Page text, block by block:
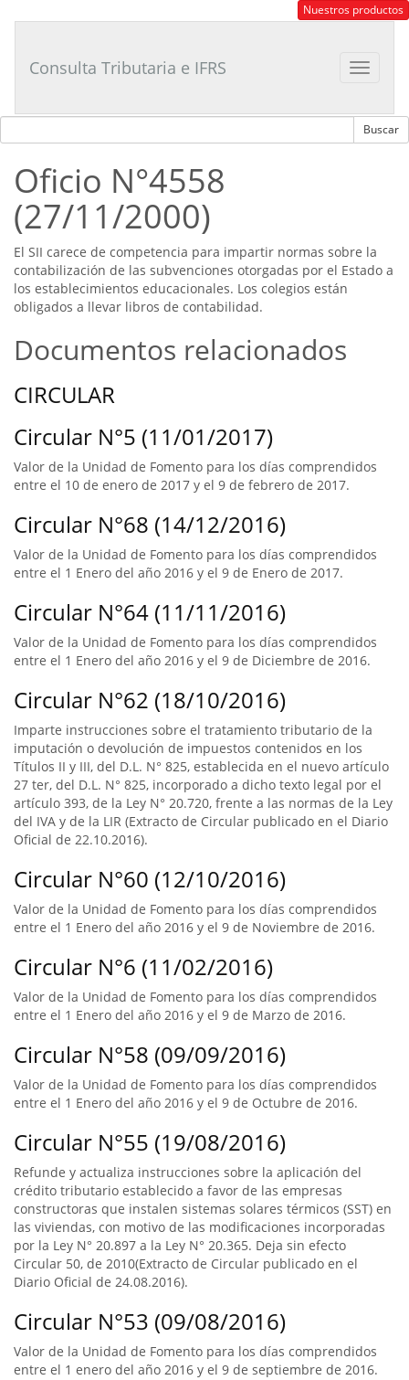
Tributario
Nuestros productos
Toggle
Consulta Tributaria e IFRS
Oficio N°4558
(27/11/2000)
El SII carece de competencia para impartir normas sobre la
contabilización de las subvenciones otorgadas por el Estado a
los establecimientos educacionales. Los colegios están
obligados a llevar libros de contabilidad.
Documentos relacionados
CIRCULAR
Circular N°5 (11/01/2017)
Valor de la Unidad de Fomento para los días comprendidos
entre el 10 de enero de 2017 y el 9 de febrero de 2017.
Circular N°68 (14/12/2016)
Valor de la Unidad de Fomento para los días comprendidos
entre el 1 Enero del año 2016 y el 9 de Enero de 2017.
Circular N°64 (11/11/2016)
Valor de la Unidad de Fomento para los días comprendidos
entre el 1 Enero del año 2016 y el 9 de Diciembre de 2016.
Circular N°62 (18/10/2016)
Imparte instrucciones sobre el tratamiento tributario de la
imputación o devolución de impuestos contenidos en los
Títulos II y III, del D.L. N° 825, establecida en el nuevo artículo
27 ter, del D.L. N° 825, incorporado a dicho texto legal por el
artículo 393, de la Ley N° 20.720, frente a las normas de la Ley
del IVA y de la LIR (Extracto de Circular publicado en el Diario
Oficial de 22.10.2016).
Circular N°60 (12/10/2016)
Valor de la Unidad de Fomento para los días comprendidos
entre el 1 Enero del año 2016 y el 9 de Noviembre de 2016.
Circular N°6 (11/02/2016)
Valor de la Unidad de Fomento para los días comprendidos
entre el 1 Enero del año 2016 y el 9 de Marzo de 2016.
Circular N°58 (09/09/2016)
Valor de la Unidad de Fomento para los días comprendidos
entre el 1 Enero del año 2016 y el 9 de Octubre de 2016.
Circular N°55 (19/08/2016)
Refunde y actualiza instrucciones sobre la aplicación del
crédito tributario establecido a favor de las empresas
constructoras que instalen sistemas solares térmicos (SST) en
las viviendas, con motivo de las modificaciones incorporadas
por la Ley N° 20.897 a la Ley N° 20.365. Deja sin efecto
Circular 50, de 2010(Extracto de Circular publicado en el
Diario Oficial de 24.08.2016).
Circular N°53 (09/08/2016)
Valor de la Unidad de Fomento para los días comprendidos
entre el 1 enero del año 2016 y el 9 de septiembre de 2016.